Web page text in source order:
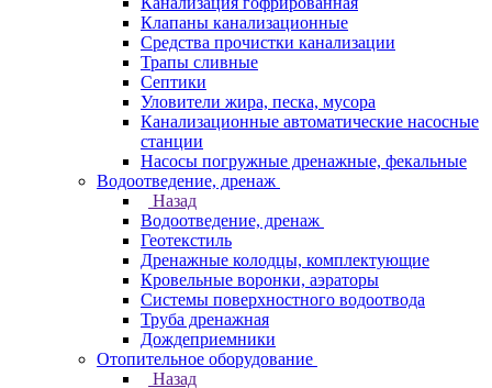
Клапаны канализационные
Средства прочистки канализации
Трапы сливные
Септики
Уловители жира, песка, мусора
Канализационные автоматические насосные
станции
Насосы погружные дренажные, фекальные
Водоотведение, дренаж
Назад
Водоотведение, дренаж
Геотекстиль
Дренажные колодцы, комплектующие
Кровельные воронки, аэраторы
Системы поверхностного водоотвода
Труба дренажная
Дождеприемники
Отопительное оборудование
Назад